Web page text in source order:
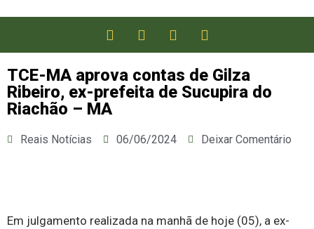
TCE-MA aprova contas de Gilza
Ribeiro, ex-prefeita de Sucupira do
Riachão – MA
Reais Notícias 06/06/2024 Deixar Comentário
Em julgamento realizada na manhã de hoje (05), a ex-